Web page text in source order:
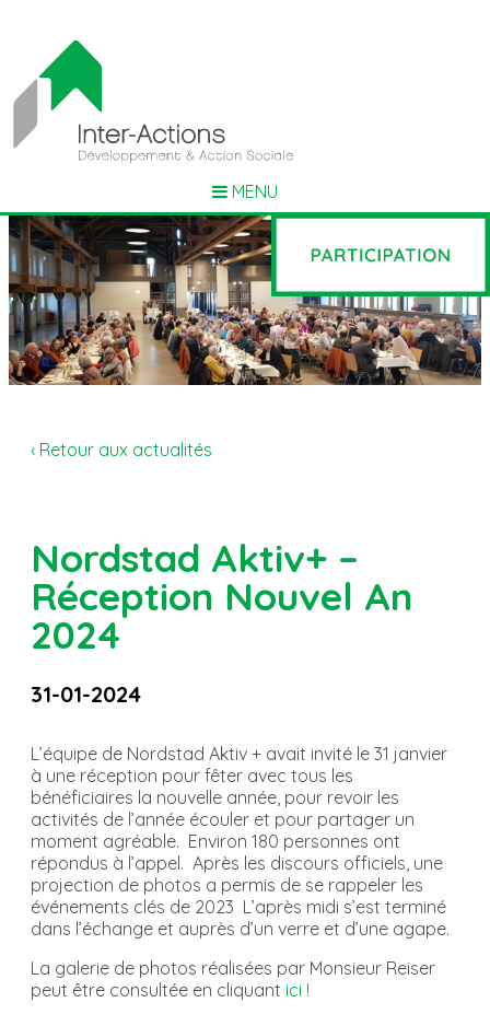
MENU
‹ Retour aux actualités
Nordstad Aktiv+ –
Réception Nouvel An
2024
31-01-2024
L’équipe de Nordstad Aktiv + avait invité le 31 janvier
à une réception pour fêter avec tous les
bénéficiaires la nouvelle année, pour revoir les
activités de l’année écouler et pour partager un
moment agréable. Environ 180 personnes ont
répondus à l’appel. Après les discours officiels, une
projection de photos a permis de se rappeler les
événements clés de 2023 L’après midi s’est terminé
dans l’échange et auprès d’un verre et d’une agape.
La galerie de photos réalisées par Monsieur Reiser
peut être consultée en cliquant ici !